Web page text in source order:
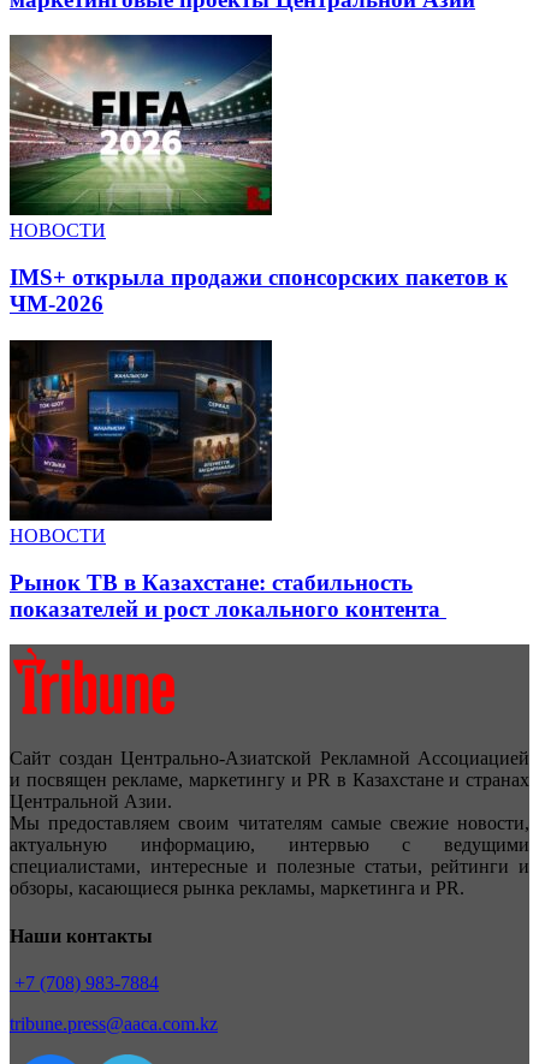
НОВОСТИ
IMS+ открыла продажи спонсорских пакетов к
ЧМ-2026
НОВОСТИ
Рынок ТВ в Казахстане: стабильность
показателей и рост локального контента
Сайт создан Центрально-Азиатской Рекламной Ассоциацией
и посвящен рекламе, маркетингу и PR в Казахстане и странах
Центральной Азии.
Мы предоставляем своим читателям самые свежие новости,
актуальную информацию, интервью с ведущими
специалистами, интересные и полезные статьи, рейтинги и
обзоры, касающиеся рынка рекламы, маркетинга и PR.
Наши контакты
+7 (708) 983-7884
tribune.press@aaca.com.kz